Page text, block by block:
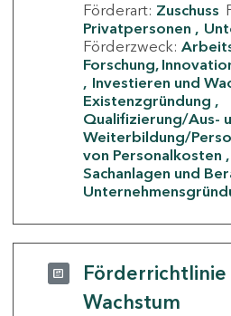
Förderart: Zuschuss
Privatpersonen
Förderzweck:
Forschung,
Investieren und
Existenzgründung
Qualifizierung/Aus-
Weiterbildung/
von Personalkosten
Sachanlagen und
Förderrichtlinie
Wachstum